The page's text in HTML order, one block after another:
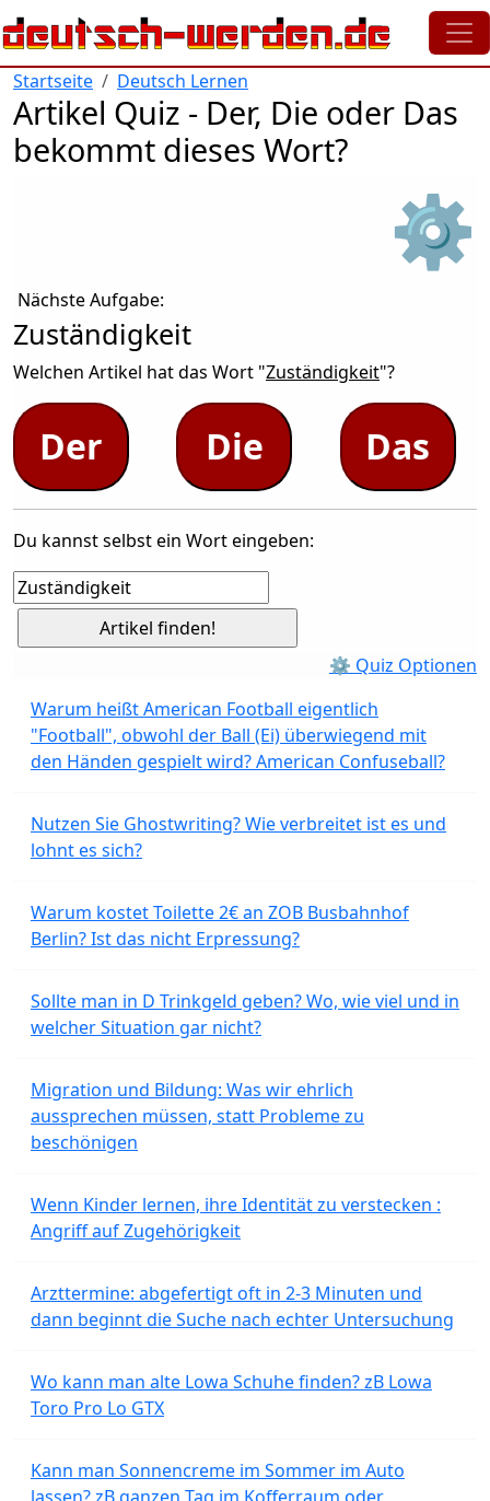
Direkt zum Inhalt
Startseite Deutsch Lernen
Artikel Quiz - Der, Die oder Das
bekommt dieses Wort?
⚙
Nächste Aufgabe:
Zuständigkeit
Welchen Artikel hat das Wort "Zuständigkeit"?
Der Die Das
Du kannst selbst ein Wort eingeben:
⚙ Quiz Optionen
Warum heißt American Football eigentlich
"Football", obwohl der Ball (Ei) überwiegend mit
den Händen gespielt wird? American Confuseball?
Nutzen Sie Ghostwriting? Wie verbreitet ist es und
lohnt es sich?
Warum kostet Toilette 2€ an ZOB Busbahnhof
Berlin? Ist das nicht Erpressung?
Sollte man in D Trinkgeld geben? Wo, wie viel und in
welcher Situation gar nicht?
Migration und Bildung: Was wir ehrlich
aussprechen müssen, statt Probleme zu
beschönigen
Wenn Kinder lernen, ihre Identität zu verstecken :
Angriff auf Zugehörigkeit
Arzttermine: abgefertigt oft in 2-3 Minuten und
dann beginnt die Suche nach echter Untersuchung
Wo kann man alte Lowa Schuhe finden? zB Lowa
Toro Pro Lo GTX
Kann man Sonnencreme im Sommer im Auto